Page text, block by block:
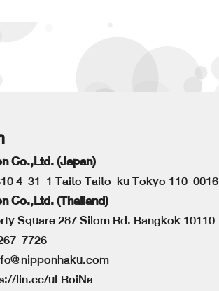
Co.,Ltd. (Japan)
4-31-1 Taito Taito-ku Tokyo 110-0016
Co.,Ltd. (Thailand)
Square 287 Silom Rd. Bangkok 10110
7726
lin.ee/uLRoiNa